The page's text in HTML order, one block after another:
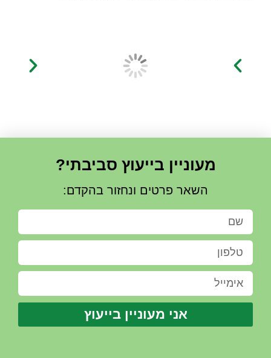
מעוניין בייעוץ סביבתי?
השאר פרטים ונחזור בהקדם:
אני מעוניין בייעוץ